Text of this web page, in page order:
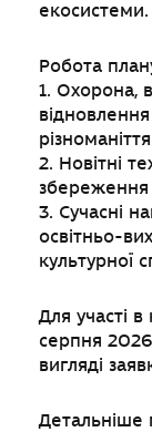
екосистеми.
Робота
1. Охорона,
2. Новітні
збереження
3. Сучасні
освітньо-
культурної
Для участі
серпня
вигляді
Детальніше